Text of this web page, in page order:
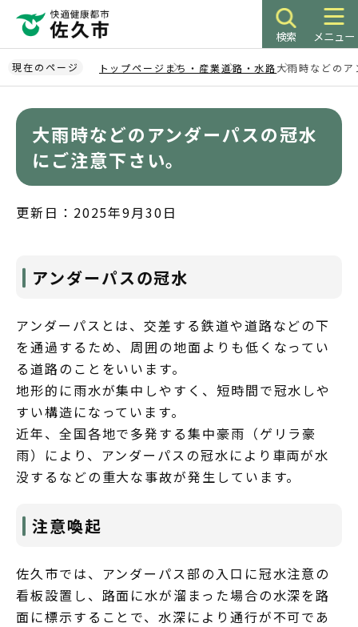
ペ
ー
ジ
検索 メニュー
現在のページ トップページ まち・産業道路・水路大雨時などの
大雨時などのアンダーパスの冠水
にご注意下さい。
更新日：2025年9月30日
アンダーパスの冠水
アンダーパスとは、交差する鉄道や道路などの下
を通過するため、周囲の地面よりも低くなってい
る道路のことをいいます。
地形的に雨水が集中しやすく、短時間で冠水しや
すい構造になっています。
近年、全国各地で多発する集中豪雨（ゲリラ豪
雨）により、アンダーパスの冠水により車両が水
没するなどの重大な事故が発生しています。
注意喚起
佐久市では、アンダーパス部の入口に冠水注意の
看板設置し、路面に水が溜まった場合の水深を路
面に標示することで、水深により通行が不可であ